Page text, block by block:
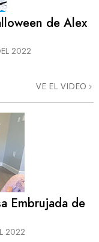
de Alex
2022
VE EL VIDEO
Embrujada de
2022